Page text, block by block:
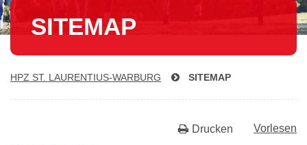
SITEMAP
HPZ ST. LAU­REN­TI­US-WAR­BURG SITEMAP
Vorlesen
Drucken